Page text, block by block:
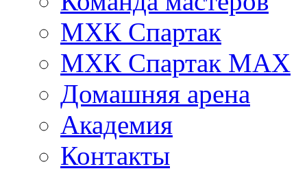
МХК Спартак
МХК Спартак МАХ
Домашняя арена
Академия
Контакты